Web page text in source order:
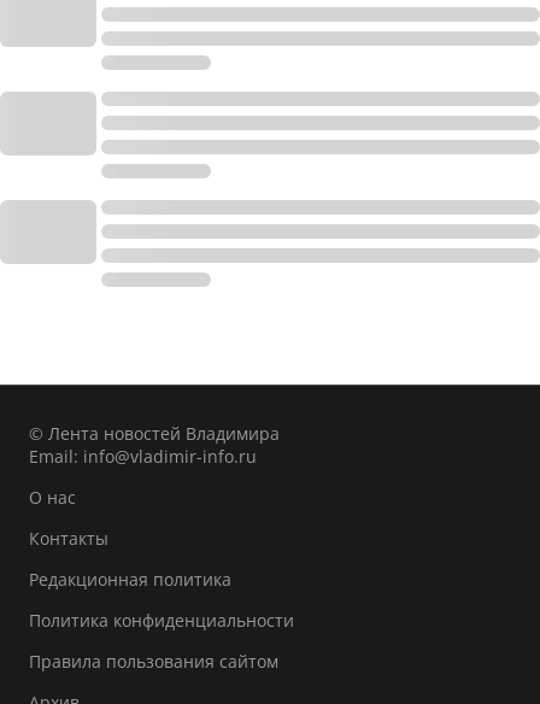
© Лента новостей Владимира
Email: info@vladimir-info.ru
О нас
Контакты
Редакционная политика
Политика конфиденциальности
Правила пользования сайтом